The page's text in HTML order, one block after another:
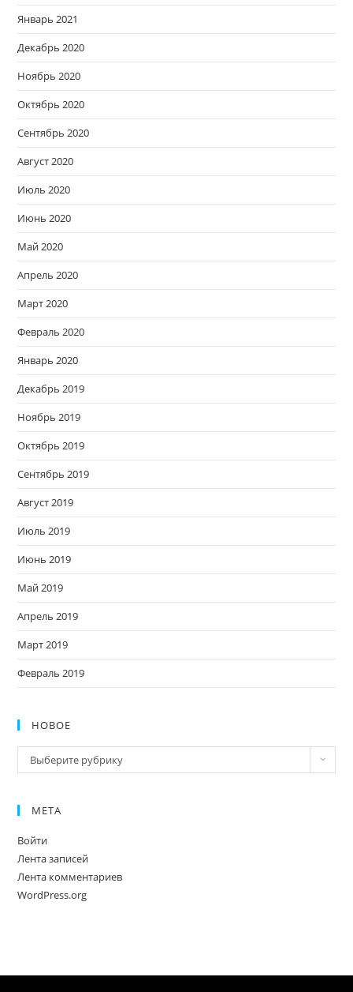
Январь 2021
Декабрь 2020
Ноябрь 2020
Октябрь 2020
Сентябрь 2020
Август 2020
Июль 2020
Июнь 2020
Май 2020
Апрель 2020
Март 2020
Февраль 2020
Январь 2020
Декабрь 2019
Ноябрь 2019
Октябрь 2019
Сентябрь 2019
Август 2019
Июль 2019
Июнь 2019
Май 2019
Апрель 2019
Март 2019
Февраль 2019
НОВОЕ
Новое
Выберите рубрику
МЕТА
Войти
Лента записей
Лента комментариев
WordPress.org